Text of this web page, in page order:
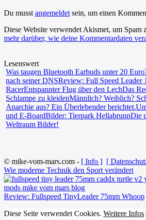
Du musst angemeldet sein, um einen
Diese Website verwendet Akismet, um Spam
mehr darüber, wie deine Kommentardaten
Lesenswert
Was taugen Bluetooth Earbuds unter 20
nach seiner DNSReview: Full Speed
RacerEntspannter Flug über den LechDas
Schlampe zu kleidenMännlich? Weiblich?
Anarchie aus? Ein Überlebender berichtet.
und E-BoardBilder: Tierpark HellabrunnDie
Weltraum Bilder!
© mike-vom-mars.com - [ Info ] [
Wie moderne Technik den Sport verändert
Review: Fullspeed TinyLeader 75mm Whoop
Diese Seite verwendet Cookies. Weitere Infos